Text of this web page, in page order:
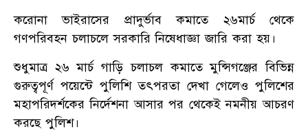
করোনা ভাইরাসের প্রাদুর্ভাব কমাতে ২৬মার্চ থেকে
গণপরিবহন চলাচলে সরকারি নিষেধাজ্ঞা জারি করা হয়।
শুধুমাত্র ২৬ মার্চ গাড়ি চলাচল কমাতে মুন্সিগঞ্জের বিভিন্ন
গুরুত্বপূর্ণ পয়েন্টে পুলিশি তৎপরতা দেখা গেলেও পুলিশের
মহাপরিদর্শকের নির্দেশনা আসার পর থেকেই নমনীয় আচরণ
করছে পুলিশ।